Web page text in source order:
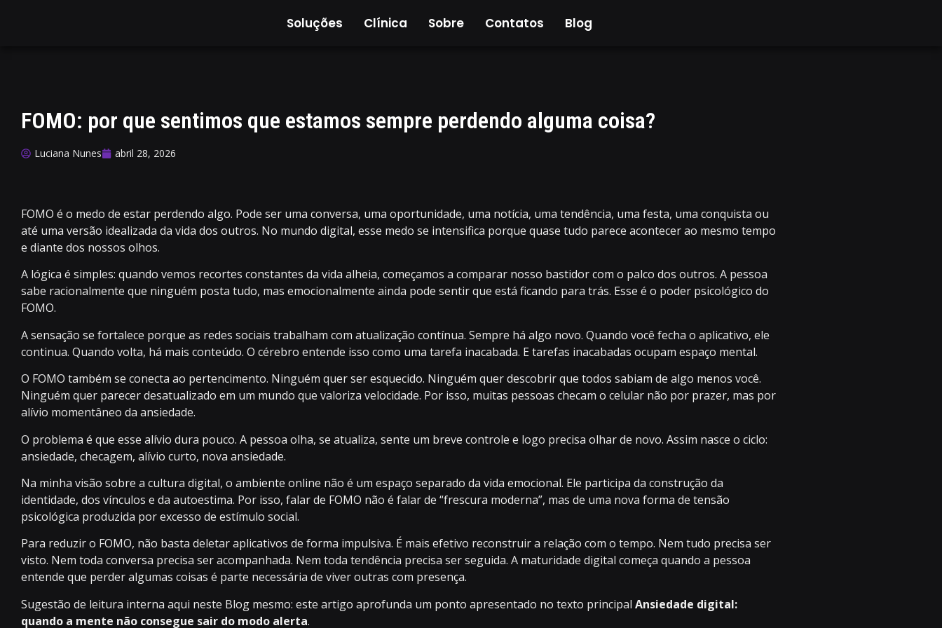
Soluções Clínica Sobre Contatos Blog
FOMO: por que sentimos que estamos sempre perdendo alguma coisa?
Luciana Nunes abril 28, 2026
FOMO é o medo de estar perdendo algo. Pode ser uma conversa, uma oportunidade, uma notícia, uma tendência, uma festa, uma conquista ou
até uma versão idealizada da vida dos outros. No mundo digital, esse medo se intensifica porque quase tudo parece acontecer ao mesmo tempo
e diante dos nossos olhos.
A lógica é simples: quando vemos recortes constantes da vida alheia, começamos a comparar nosso bastidor com o palco dos outros. A pessoa
sabe racionalmente que ninguém posta tudo, mas emocionalmente ainda pode sentir que está ficando para trás. Esse é o poder psicológico do
FOMO.
A sensação se fortalece porque as redes sociais trabalham com atualização contínua. Sempre há algo novo. Quando você fecha o aplicativo, ele
continua. Quando volta, há mais conteúdo. O cérebro entende isso como uma tarefa inacabada. E tarefas inacabadas ocupam espaço mental.
O FOMO também se conecta ao pertencimento. Ninguém quer ser esquecido. Ninguém quer descobrir que todos sabiam de algo menos você.
Ninguém quer parecer desatualizado em um mundo que valoriza velocidade. Por isso, muitas pessoas checam o celular não por prazer, mas por
alívio momentâneo da ansiedade.
O problema é que esse alívio dura pouco. A pessoa olha, se atualiza, sente um breve controle e logo precisa olhar de novo. Assim nasce o ciclo:
ansiedade, checagem, alívio curto, nova ansiedade.
Na minha visão sobre a cultura digital, o ambiente online não é um espaço separado da vida emocional. Ele participa da construção da
identidade, dos vínculos e da autoestima. Por isso, falar de FOMO não é falar de “frescura moderna”, mas de uma nova forma de tensão
psicológica produzida por excesso de estímulo social.
Para reduzir o FOMO, não basta deletar aplicativos de forma impulsiva. É mais efetivo reconstruir a relação com o tempo. Nem tudo precisa ser
visto. Nem toda conversa precisa ser acompanhada. Nem toda tendência precisa ser seguida. A maturidade digital começa quando a pessoa
entende que perder algumas coisas é parte necessária de viver outras com presença.
Sugestão de leitura interna aqui neste Blog mesmo: este artigo aprofunda um ponto apresentado no texto principal Ansiedade digital:
quando a mente não consegue sair do modo alerta.